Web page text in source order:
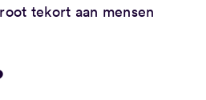
tekort aan mensen